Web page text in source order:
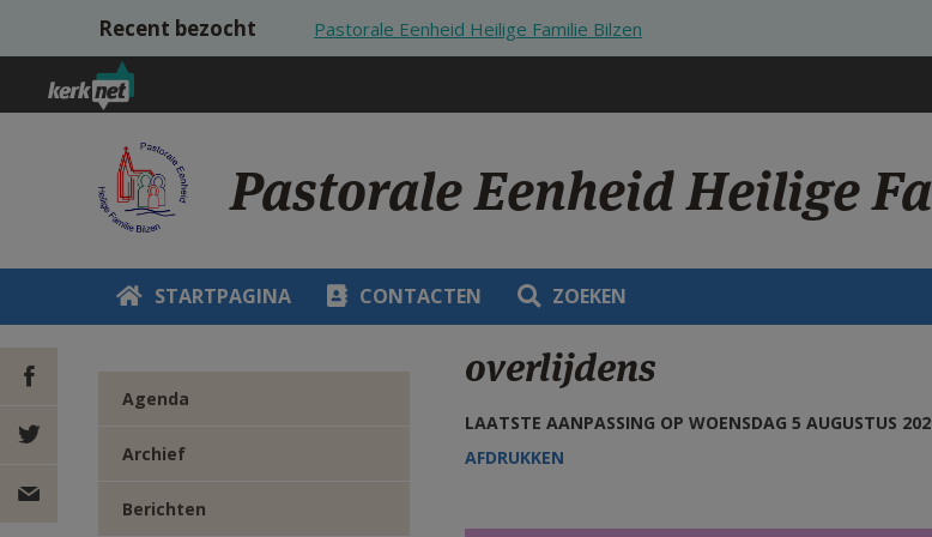
Overslaan en naar de inhoud gaan
Recent bezocht Pastorale Eenheid Heilige Familie Bilzen
Pastorale Eenheid Heilige
STARTPAGINA CONTACTEN ZOEKEN
DEEL OP
FACEBOOK
DEEL OP
Agenda
Archief
Berichten
overlijdens
LAATSTE AANPASSING OP WOENSDAG 5 AUGUSTUS
AFDRUKKEN